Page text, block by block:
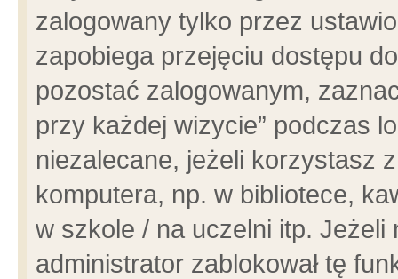
zalogowany tylko przez
zapobiega przejęciu dostępu
pozostać zalogowanym,
przy każdej wizycie” podczas
niezalecane, jeżeli korzystasz
komputera, np. w bibliotece,
w szkole / na uczelni itp.
administrator zablokował tę